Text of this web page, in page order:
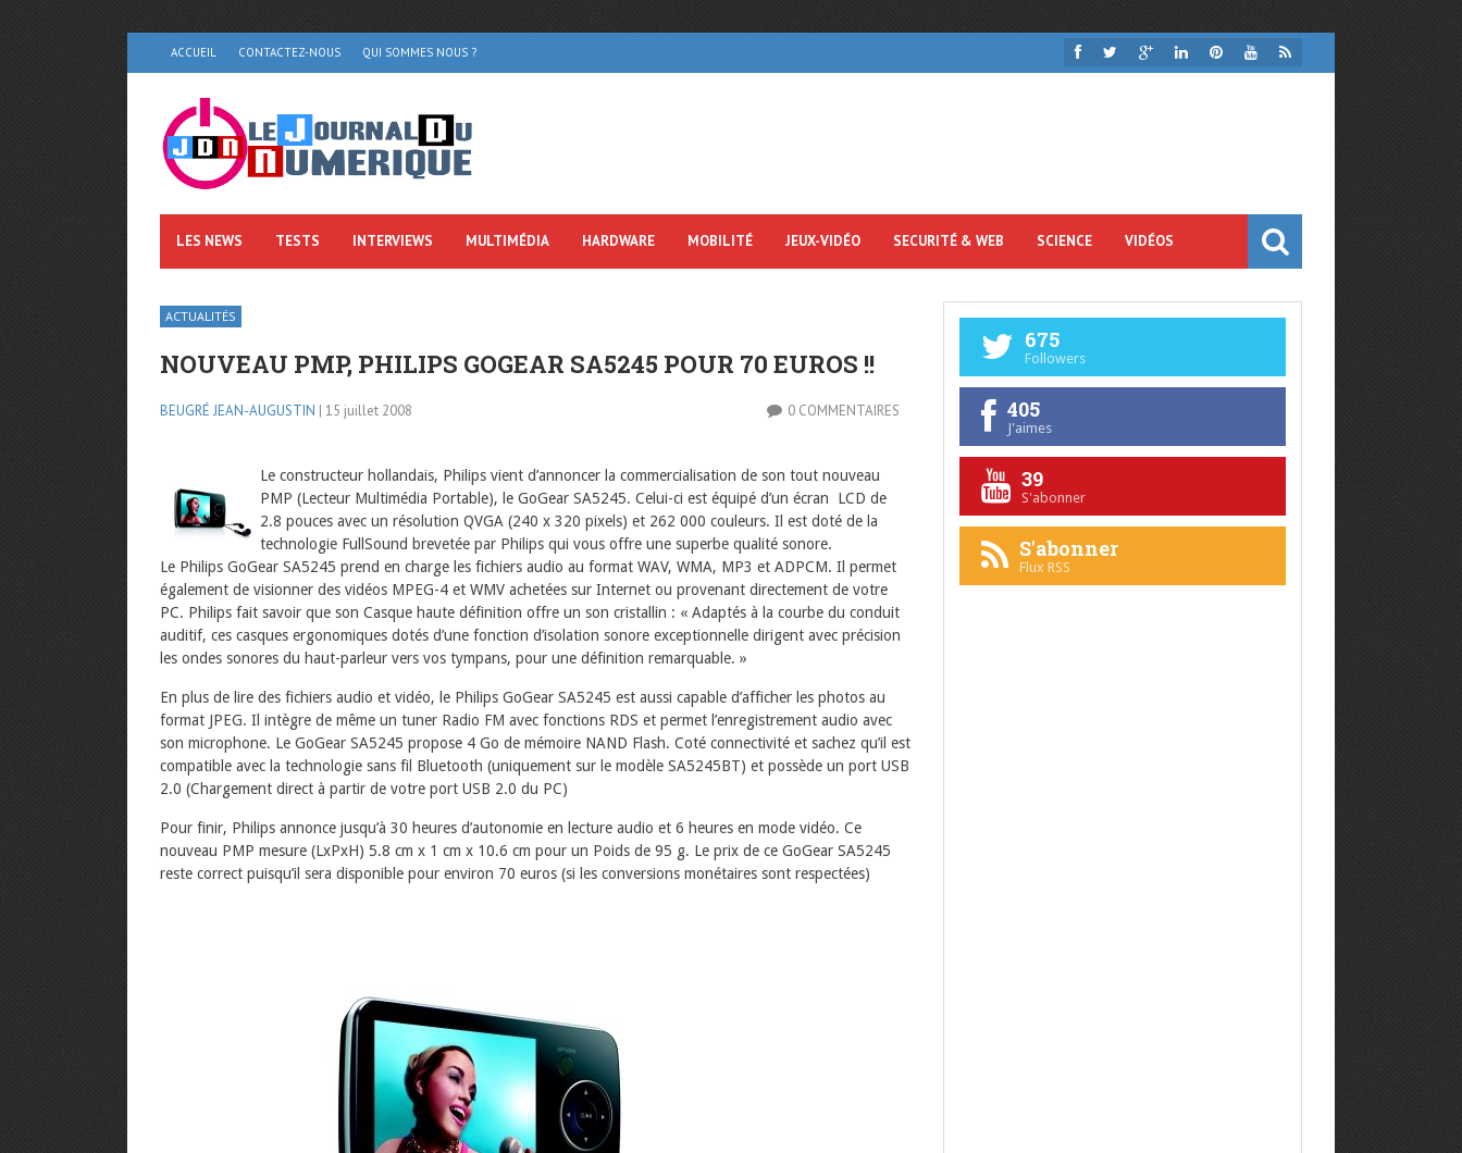
ACCUEIL CONTACTEZ-NOUS QUI SOMMES NOUS ?
LES NEWS TESTS INTERVIEWS MULTIMÉDIA HARDWARE MOBILITÉ JEUX-VIDÉO SECURITÉ & WEB SCIENCE VIDÉOS
ACTUALITÉS
NOUVEAU PMP, PHILIPS GOGEAR SA5245 POUR 70 EUROS !!
BEUGRÉ JEAN-AUGUSTIN | 15 juillet 2008 0 COMMENTAIRES
Le constructeur hollandais, Philips vient d’annoncer la commercialisation de son tout nouveau
PMP (Lecteur Multimédia Portable), le GoGear SA5245. Celui-ci est équipé d’un écran LCD de
2.8 pouces avec un résolution QVGA (240 x 320 pixels) et 262 000 couleurs. Il est doté de la
technologie FullSound brevetée par Philips qui vous offre une superbe qualité sonore.
Le Philips GoGear SA5245 prend en charge les fichiers audio au format WAV, WMA, MP3 et ADPCM. Il permet
également de visionner des vidéos MPEG-4 et WMV achetées sur Internet ou provenant directement de votre
PC. Philips fait savoir que son Casque haute définition offre un son cristallin : « Adaptés à la courbe du conduit
auditif, ces casques ergonomiques dotés d’une fonction d’isolation sonore exceptionnelle dirigent avec précision
les ondes sonores du haut-parleur vers vos tympans, pour une définition remarquable. »
En plus de lire des fichiers audio et vidéo, le Philips GoGear SA5245 est aussi capable d’afficher les photos au
format JPEG. Il intègre de même un tuner Radio FM avec fonctions RDS et permet l’enregistrement audio avec
son microphone. Le GoGear SA5245 propose 4 Go de mémoire NAND Flash. Coté connectivité et sachez qu’il est
compatible avec la technologie sans fil Bluetooth (uniquement sur le modèle SA5245BT) et possède un port USB
2.0 (Chargement direct à partir de votre port USB 2.0 du PC)
Pour finir, Philips annonce jusqu’à 30 heures d’autonomie en lecture audio et 6 heures en mode vidéo. Ce
nouveau PMP mesure (LxPxH) 5.8 cm x 1 cm x 10.6 cm pour un Poids de 95 g. Le prix de ce GoGear SA5245
reste correct puisqu’il sera disponible pour environ 70 euros (si les conversions monétaires sont respectées)
675
Followers
405
J'aimes
39
S'abonner
S'abonner
Flux RSS